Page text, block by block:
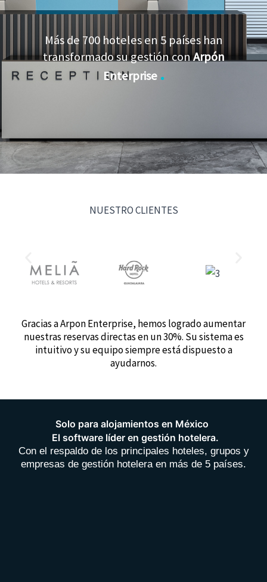
Más de 700 hoteles en 5 países han
transformado su gestión conArpón
Enterprise .
NUESTRO CLIENTES
Gracias a Arpon Enterprise, hemos logrado aumentar
nuestras reservas directas en un 30%. Su sistema es
intuitivo y su equipo siempre está dispuesto a
ayudarnos.
Solo para alojamientos en México
El software líder en gestión hotelera.
Con el respaldo de los principales hoteles, grupos y
empresas de gestión hotelera en más de 5 países.